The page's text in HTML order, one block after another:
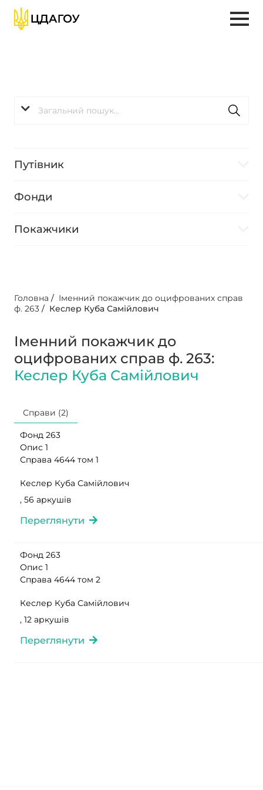
Путівник
Фонди
Покажчики
Головна / Іменний покажчик до оцифрованих справ
ф. 263 / Кеслер Куба Самійлович
Іменний покажчик до
оцифрованих справ ф. 263:
Кеслер Куба Самійлович
Справи (2)
Фонд 263
Опис 1
Справа 4644 том 1
Кеслер Куба Самійлович
, 56 аркушів
Переглянути
Фонд 263
Опис 1
Справа 4644 том 2
Кеслер Куба Самійлович
, 12 аркушів
Переглянути